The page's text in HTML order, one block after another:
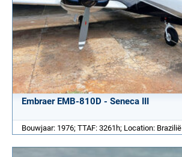
Embraer EMB-810D - Seneca III
Bouwjaar: 1976; TTAF: 3261h; Location: Brazilië